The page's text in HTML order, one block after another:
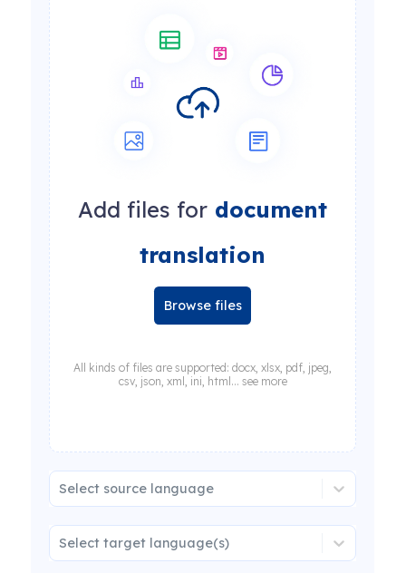
Add files for document
translation
Browse files
All kinds of files are supported: docx, xlsx, pdf, jpeg,
csv, json, xml, ini, html... see more
Select source language
Select target language(s)